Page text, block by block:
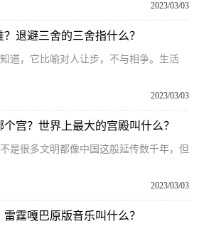
2023/03/03
退避三舍的三舍指什么？
道，它比喻对人让步，不与相争。生活
2023/03/03
宫？世界上最大的宫殿叫什么？
是很多文明都像中国这般延传数千年，但
2023/03/03
霆嘎巴原版音乐叫什么？